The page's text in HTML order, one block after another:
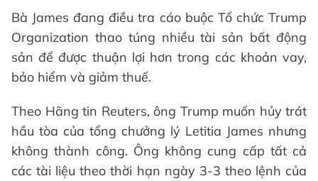
Bà James đang điều tra cáo buộc Tổ chức Trump
Organization thao túng nhiều tài sản bất động
sản để được thuận lợi hơn trong các khoản vay,
bảo hiểm và giảm thuế.
Theo Hãng tin Reuters, ông Trump muốn hủy trát
hầu tòa của tổng chưởng lý Letitia James nhưng
không thành công. Ông không cung cấp tất cả
các tài liệu theo thời hạn ngày 3-3 theo lệnh của